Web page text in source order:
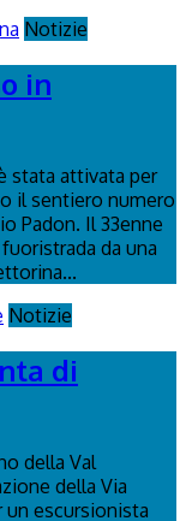
Notizie
in
stata attivata per
il sentiero numero
Padon. Il 33enne
da una
Notizie
di
della Val
della Via
un escursionista